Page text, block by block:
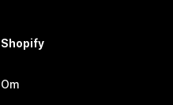
Shopify
Om